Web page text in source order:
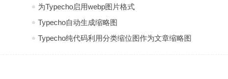
为Typecho启用webp图片格式
Typecho自动生成缩略图
Typecho纯代码利用分类缩位图作为文章缩略图